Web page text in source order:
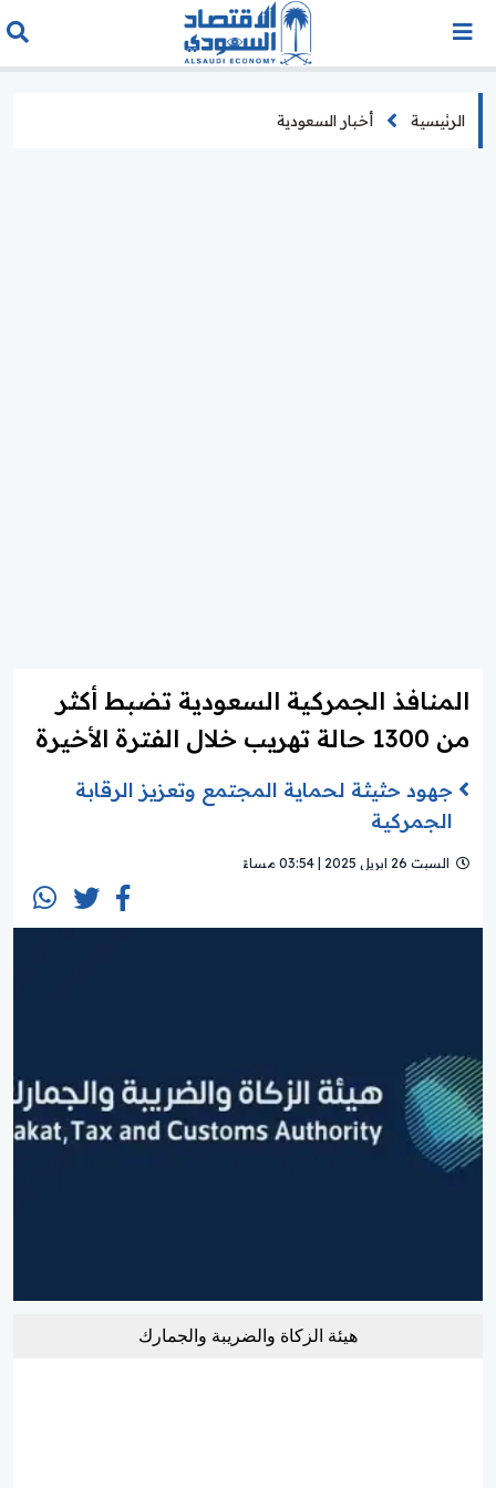
الرئيسية أخبار السعودية
المنافذ الجمركية السعودية تضبط أكثر
من 1300 حالة تهريب خلال الفترة الأخيرة
جهود حثيثة لحماية المجتمع وتعزيز الرقابة
الجمركية
السبت 26 ابريل 2025 | 03:54 مساءً
هيئة الزكاة والضريبة والجمارك